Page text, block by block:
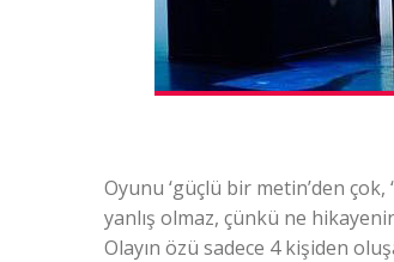
Oyunu ‘güçlü bir metin’den
yanlış olmaz, çünkü ne
Olayın özü sadece 4 kişiden